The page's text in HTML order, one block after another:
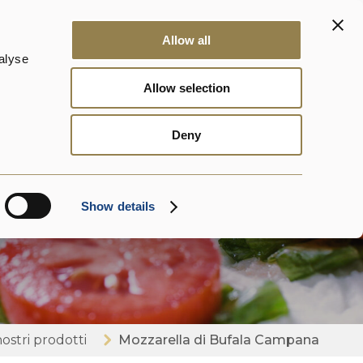
Show details
Allow all
Allow selection
Deny
DalterFood
prodotti Mozzarella di Bufala Campana